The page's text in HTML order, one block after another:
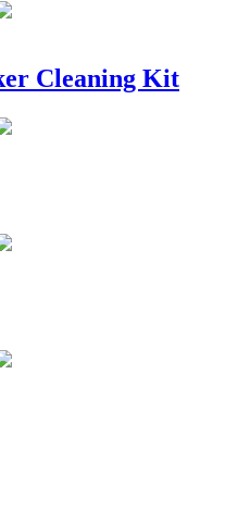
Cleaning Kit